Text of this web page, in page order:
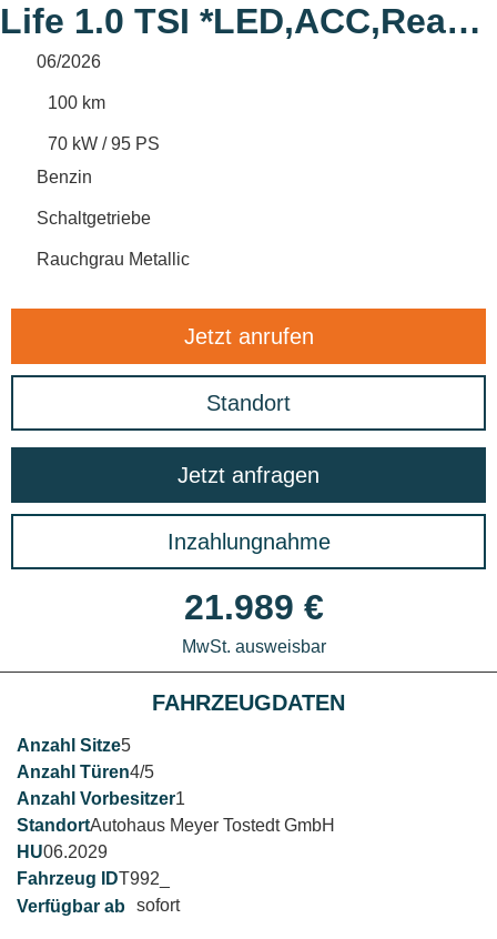
Life 1.0 TSI *LED,ACC,Ready2Discover,Kamera
06/2026
100 km
70 kW / 95 PS
Benzin
Schaltgetriebe
Rauchgrau Metallic
Jetzt anrufen
Standort
21.989 €
MwSt. ausweisbar
Jetzt anfragen
Inzahlungnahme
FAHRZEUGDATEN
5
4/5
1
Autohaus Meyer Tostedt GmbH
06.2029
T992_
sofort